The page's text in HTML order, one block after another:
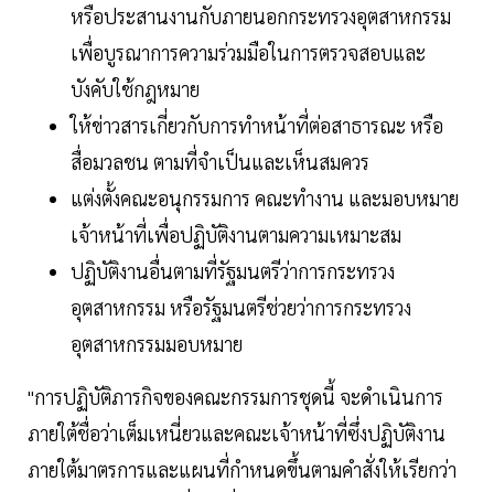
หรือประสานงานกับภายนอกกระทรวงอุตสาหกรรม
เพื่อบูรณาการความร่วมมือในการตรวจสอบและ
บังคับใช้กฎหมาย
ให้ข่าวสารเกี่ยวกับการทำหน้าที่ต่อสาธารณะ หรือ
สื่อมวลชน ตามที่จำเป็นและเห็นสมควร
แต่งตั้งคณะอนุกรรมการ คณะทำงาน และมอบหมาย
เจ้าหน้าที่เพื่อปฏิบัติงานตามความเหมาะสม
ปฏิบัติงานอื่นตามที่รัฐมนตรีว่าการกระทรวง
อุตสาหกรรม หรือรัฐมนตรีช่วยว่าการกระทรวง
อุตสาหกรรมมอบหมาย
"การปฏิบัติภารกิจของคณะกรรมการชุดนี้ จะดำเนินการ
ภายใต้ชื่อว่าเต็มเหนี่ยวและคณะเจ้าหน้าที่ซึ่งปฏิบัติงาน
ภายใต้มาตรการและแผนที่กำหนดขึ้นตามคำสั่งให้เรียกว่า